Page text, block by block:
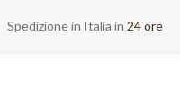
Spedizione in Italia in 24 ore